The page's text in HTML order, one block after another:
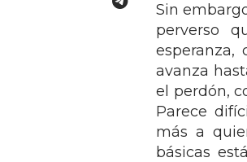
Sin
perverso
esperanza,
avanza
el perdón,
Parece
más a
básicas